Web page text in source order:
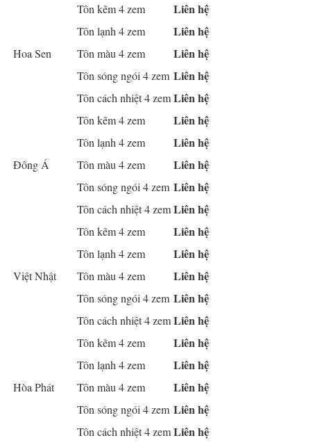
Hoa Sen
Tôn kẽm 4 zem Liên hệ
Tôn lạnh 4 zem Liên hệ
Tôn màu 4 zem Liên hệ
Tôn sóng ngói 4 zem Liên hệ
Tôn cách nhiệt 4 zemLiên hệ
Đông Á
Tôn kẽm 4 zem Liên hệ
Tôn lạnh 4 zem Liên hệ
Tôn màu 4 zem Liên hệ
Tôn sóng ngói 4 zem Liên hệ
Tôn cách nhiệt 4 zemLiên hệ
Việt Nhật
Tôn kẽm 4 zem Liên hệ
Tôn lạnh 4 zem Liên hệ
Tôn màu 4 zem Liên hệ
Tôn sóng ngói 4 zem Liên hệ
Tôn cách nhiệt 4 zemLiên hệ
Hòa Phát
Tôn kẽm 4 zem Liên hệ
Tôn lạnh 4 zem Liên hệ
Tôn màu 4 zem Liên hệ
Tôn sóng ngói 4 zem Liên hệ
Tôn cách nhiệt 4 zemLiên hệ